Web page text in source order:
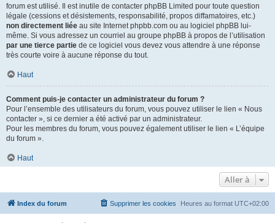
forum est utilisé. Il est inutile de contacter phpBB Limited pour toute question
légale (cessions et désistements, responsabilité, propos diffamatoires, etc.)
non directement liée au site Internet phpbb.com ou au logiciel phpBB lui-
même. Si vous adressez un courriel au groupe phpBB à propos de l’utilisation
par une tierce partie de ce logiciel vous devez vous attendre à une réponse
très courte voire à aucune réponse du tout.
Haut
Comment puis-je contacter un administrateur du forum ?
Pour l’ensemble des utilisateurs du forum, vous pouvez utiliser le lien « Nous
contacter », si ce dernier a été activé par un administrateur.
Pour les membres du forum, vous pouvez également utiliser le lien « L’équipe
du forum ».
Haut
Aller à
Index du forum Heures au format UTC+02:00
Supprimer les cookies